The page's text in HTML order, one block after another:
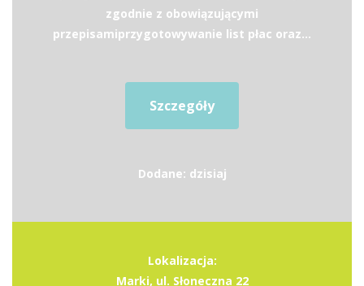
zgodnie z obowiązującymi
przepisamiprzygotowywanie list płac oraz...
Szczegóły
Dodane: dzisiaj
Lokalizacja:
Marki, ul. Słoneczna 22